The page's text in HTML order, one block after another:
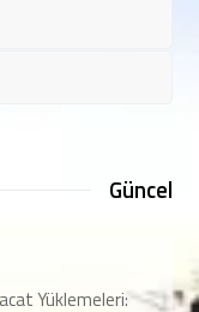
Güncel
Yüklemeleri: